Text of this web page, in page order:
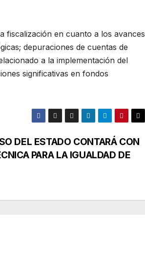
fiscalización en cuanto a los avances
depuraciones de cuentas de
a la implementación del
significativas en fondos
DEL ESTADO CONTARÁ CON
PARA LA IGUALDAD DE